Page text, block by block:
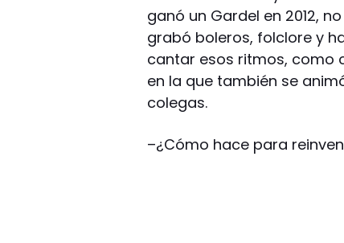
ganó un Gardel en 2012,
grabó boleros, folclore y
cantar esos ritmos, como
en la que también se
colegas.
–¿Cómo hace para